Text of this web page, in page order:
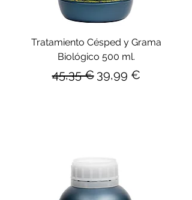
Tratamiento Césped y Grama
Biológico 500 ml.
Precio
45,35 € Precio de oferta
39,99 €